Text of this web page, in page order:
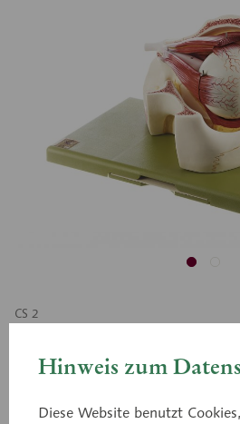
CS 2
ca. 3fach vergrößert, aus
Hinweis zum
Diese Website benutzt